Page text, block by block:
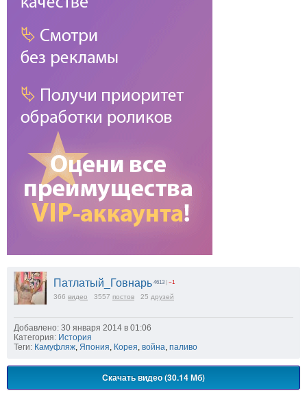
Патлатый_Говнарь 4613 −1
366 видео 3557 постов 25 друзей
Добавлено: 30 января 2014 в 01:06
Категория: История
Теги: Камуфляж, Япония, Корея, война, паливо
Скачать видео (30.14 Мб)